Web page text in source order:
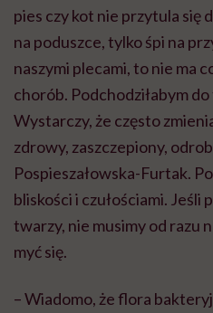
pies czy kot nie przytula się
na poduszce, tylko śpi na
naszymi plecami, to nie ma
chorób. Podchodziłabym
Wystarczy, że często
zdrowy, zaszczepiony,
Pospieszałowska-Furtak.
bliskości i czułościami. Jeśli
twarzy, nie musimy od razu
myćsię.
– Wiadomo, że flora